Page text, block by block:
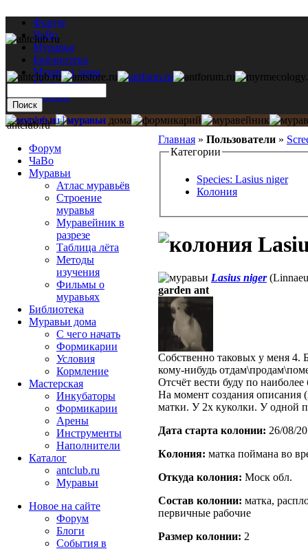
Форум
ЧаВо
Муравьи
Библиотека
Муравьи дома
Мастерская
Каталог
Главная » Пользователи »
Категории
Species: Lasius niger
Колония
Lasius niger
garden ant
Собственно таковых у меня 4.
кому-нибудь
Отсчёт вести буду по
На момент создания описания
матки. У 2х куколки. У одной
Дата старта кoлонии: 26/08/
Кoлония: матка поймана во
Откуда кoлония: Моск обл.
Состав кoлонии: матка,
первичные рабочие
Размер кoлонии: 2
antclub.ru
Форум
ЧаВо
Муравьи
Атлас муравьёв
Строение
муравья
Муравейник в
разрезе
Таблица лёта
Методы
изучения
Фильмы о
муравьях
Библиотека
Муравьи дома
С чего начать
Формикарии
Условия
Кормление
Мастерская
Инкубаторы
Формикарии
Арены
Инструменты
Наполнители
Каталог
antclub.ru
Муравьи
Новое на сайте
Форум
Блоги
События в